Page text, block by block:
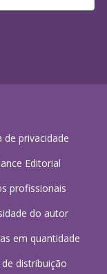
de privacidade
Editorial
profissionais
do autor
em quantidade
de distribuição